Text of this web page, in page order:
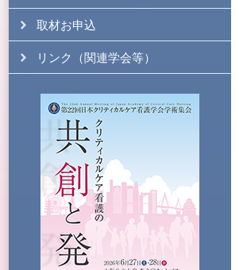
取材お申込
リンク（関連学会等）